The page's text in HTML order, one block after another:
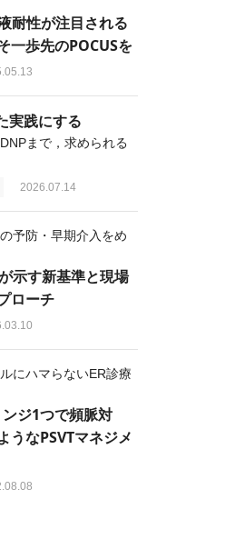
耐性が注目される
一歩先のPOCUSを
実践にする
まで，求められる
2026.07.14
予防・早期介入をめ
示す新基準と現場
ローチ
にハマらないER診療
ジ1つで頻脈対
なPSVTマネジメ